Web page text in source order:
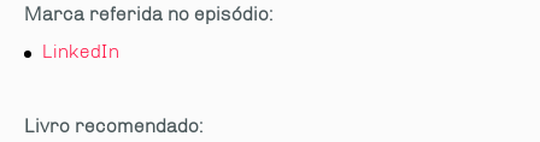
Marca referida no episódio:
LinkedIn
Livro recomendado: